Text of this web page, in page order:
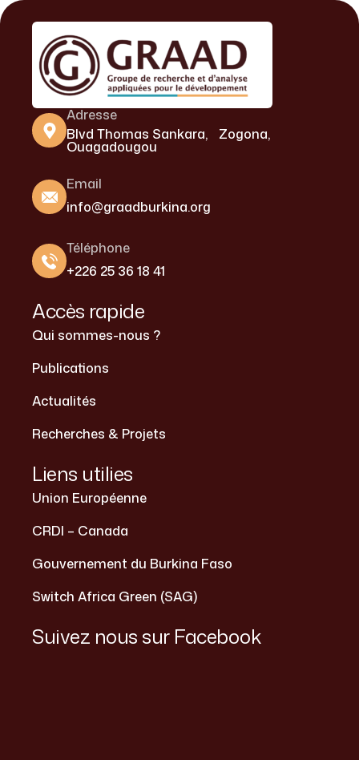
Adresse
Blvd Thomas Sankara, Zogona,
Ouagadougou
Email
info@graadburkina.org
Téléphone
+226 25 36 18 41
Accès rapide
Qui sommes-nous ?
Publications
Actualités
Recherches & Projets
Liens utilies
Union Européenne
CRDI – Canada
Gouvernement du Burkina Faso
Switch Africa Green (SAG)
Suivez nous sur Facebook